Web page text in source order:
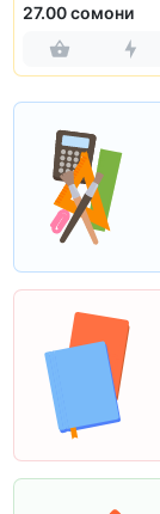
27.00 сомони